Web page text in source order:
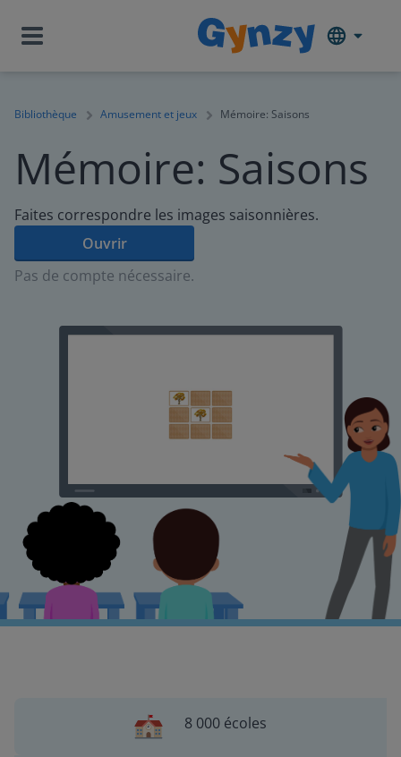
Bibliothèque Amusement et jeux Mémoire: Saisons
Mémoire: Saisons
Faites correspondre les images saisonnières.
Ouvrir
Pas de compte nécessaire.
8 000 écoles